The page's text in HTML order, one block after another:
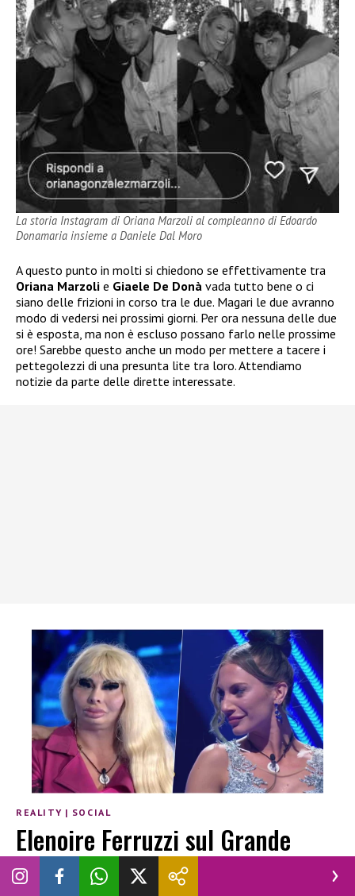
La storia Instagram di Oriana Marzoli al compleanno di Edoardo
Donamaria insieme a Daniele Dal Moro
A questo punto in molti si chiedono se effettivamente tra
Oriana Marzoli e Giaele De Donà vada tutto bene o ci
siano delle frizioni in corso tra le due. Magari le due avranno
modo di vedersi nei prossimi giorni. Per ora nessuna delle due
si è esposta, ma non è escluso possano farlo nelle prossime
ore! Sarebbe questo anche un modo per mettere a tacere i
pettegolezzi di una presunta lite tra loro. Attendiamo
notizie da parte delle dirette interessate.
REALITY | SOCIAL
Elenoire Ferruzzi sul Grande
Fratello: “Tutto finto”, Nikita